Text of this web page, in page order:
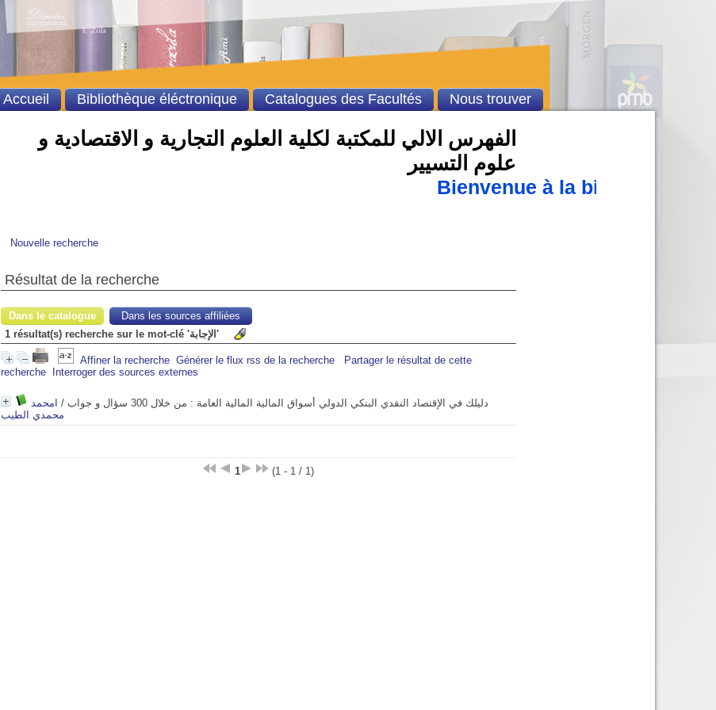
الفهرس الالي للمكتبة لكلية العلوم التجارية و الاقتصادية و
علوم التسيير
Bienvenue à la bibliothèque
Nouvelle recherche
Résultat de la recherche
Dans le catalogue
Dans les sources affiliées
1 résultat(s) recherche sur le mot-clé 'الإجابة'
Affiner la recherche Générer le flux rss de la recherche
Partager le résultat de cette
recherche
Interroger des sources externes
دليلك في الإقتصاد النقدي البنكي الدولي أسواق المالية المالية العامة : من خلال 300 سؤال و جواب / امحمد
محمدي الطيب
1 (1 - 1 / 1)
Accueil Bibliothèque éléctronique Catalogues des Facultés Nous trouver